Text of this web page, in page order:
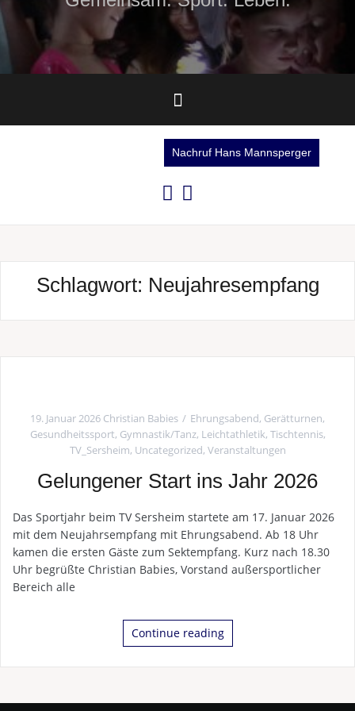
Nachruf Hans Mannsperger
Schlagwort: Neujahresempfang
19. Januar 2026 Christian Babies Ehrungsabend, Gerätturnen,
Gesundheitssport, Gymnastik/Tanz, Leichtathletik, Tischtennis,
TV_Sersheim, Uncategorized, Veranstaltungen
Gelungener Start ins Jahr 2026
Das Sportjahr beim TV Sersheim startete am 17. Januar 2026
mit dem Neujahrsempfang mit Ehrungsabend. Ab 18 Uhr
kamen die ersten Gäste zum Sektempfang. Kurz nach 18.30
Uhr begrüßte Christian Babies, Vorstand außersportlicher
Bereich alle
Continue reading